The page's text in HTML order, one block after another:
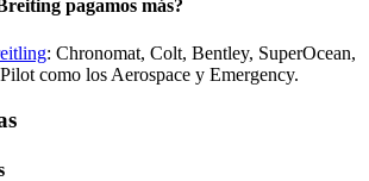
pagamos más?
: Chronomat, Colt, Bentley, SuperOcean,
como los Aerospace y Emergency.